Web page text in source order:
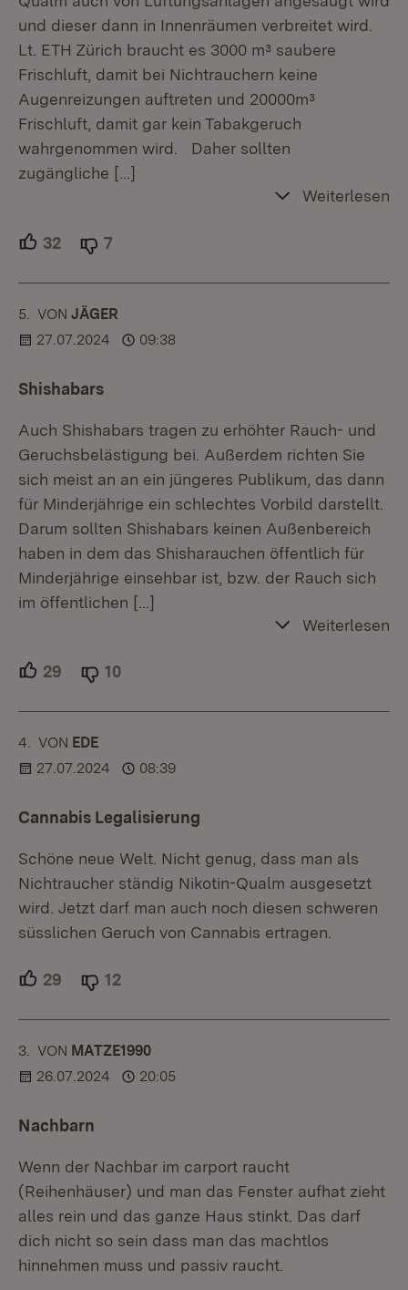
und dieser dann in Innenräumen verbreitet wird.
Lt. ETH Zürich braucht es 3000 m³ saubere
Frischluft, damit bei Nichtrauchern keine
Augenreizungen auftreten und 20000m³
Frischluft, damit gar kein Tabakgeruch
wahrgenommen wird. Daher sollten
zugängliche […]
Weiterlesen
32 Unterstützer.
7
5. KOMMENTAR
VON :JÄGER
27.07.2024
09:38
Shishabars
Auch Shishabars tragen zu erhöhter Rauch- und
Geruchsbelästigung bei. Außerdem richten Sie
sich meist an an ein jüngeres Publikum, das dann
für Minderjährige ein schlechtes Vorbild darstellt.
Darum sollten Shishabars keinen Außenbereich
haben in dem das Shisharauchen öffentlich für
Minderjährige einsehbar ist, bzw. der Rauch sich
im öffentlichen […]
Weiterlesen
29 Unterstützer.
10
4. KOMMENTAR
VON :EDE
27.07.2024
08:39
Cannabis Legalisierung
Schöne neue Welt. Nicht genug, dass man als
Nichtraucher ständig Nikotin-Qualm ausgesetzt
wird. Jetzt darf man auch noch diesen schweren
süsslichen Geruch von Cannabis ertragen.
29 Unterstützer.
12
3. KOMMENTAR
VON :MATZE1990
26.07.2024
20:05
Nachbarn
Wenn der Nachbar im carport raucht
(Reihenhäuser) und man das Fenster aufhat zieht
alles rein und das ganze Haus stinkt. Das darf
dich nicht so sein dass man das machtlos
hinnehmen muss und passiv raucht.